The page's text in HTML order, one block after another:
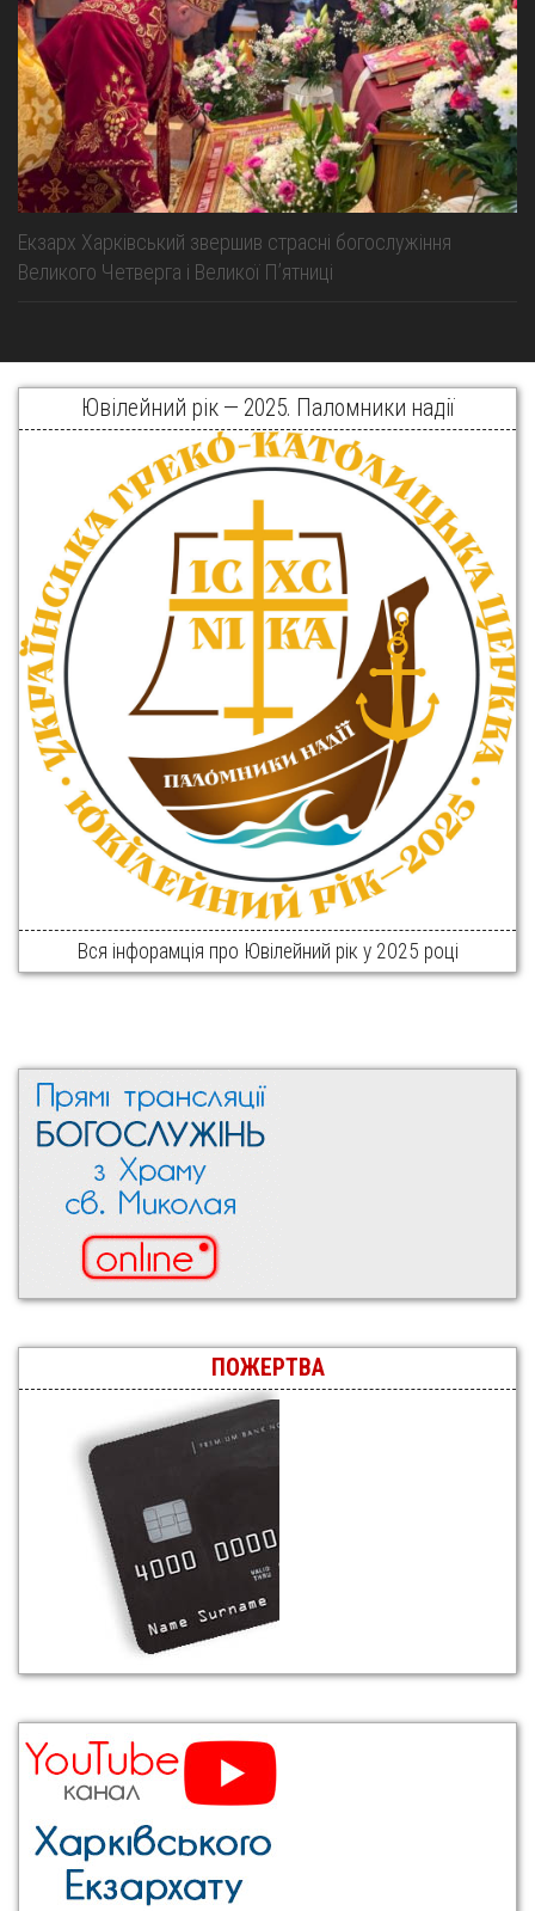
Екзарх Харківський звершив страсні богослужіння
Великого Четверга і Великої Пʼятниці
Ювілейний рік — 2025. Паломники надії
Вся інфорамція про Ювілейний рік у 2025 році
ПОЖЕРТВА